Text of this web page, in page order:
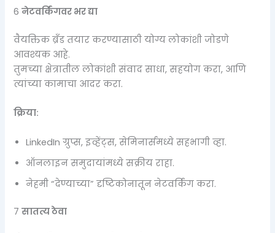
6️नेटवर्किंगवर भर द्या
वैयक्तिक ब्रँड तयार करण्यासाठी योग्य लोकांशी जोडणे
आवश्यक आहे.
तुमच्या क्षेत्रातील लोकांशी संवाद साधा, सहयोग करा, आणि
त्यांच्या कामाचा आदर करा.
क्रिया:
LinkedIn ग्रुप्स, इव्हेंट्स, सेमिनार्समध्ये सहभागी व्हा.
ऑनलाइन समुदायांमध्ये सक्रीय राहा.
नेहमी “देण्याच्या” दृष्टिकोनातून नेटवर्किंग करा.
7️सातत्य ठेवा